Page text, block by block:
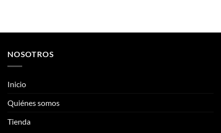
múltiples
en
NOSOTROS
Inicio
Quiénes somos
Tienda